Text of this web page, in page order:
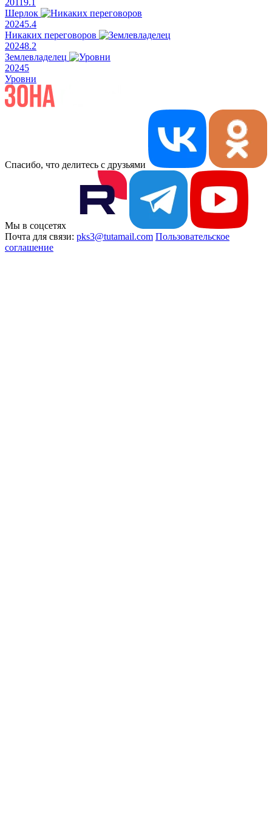
Шерлок
20245.4
Никаких переговоров
20248.2
Землевладелец
20245
Уровни
Спасибо, что делитесь с друзьями
Мы в соцсетях
Почта для связи: pks3@tutamail.com Пользовательское
соглашение